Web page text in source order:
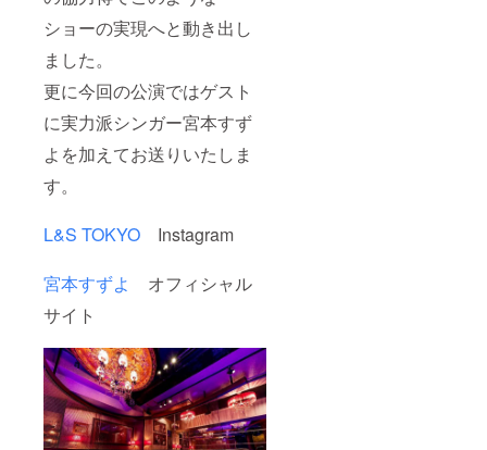
ショーの実現へと動き出し
ました。
更に今回の公演ではゲスト
に実力派シンガー宮本すず
よを加えてお送りいたしま
す。
L&S TOKYO Instagram
宮本すずよ
オフィシャル
サイト